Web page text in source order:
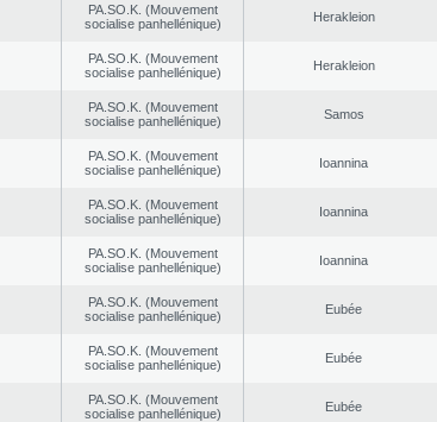
PA.SO.K. (Mouvement
socialise panhellénique)
Herakleion
PA.SO.K. (Mouvement
socialise panhellénique)
Herakleion
PA.SO.K. (Mouvement
socialise panhellénique)
Samos
PA.SO.K. (Mouvement
socialise panhellénique)
Ioannina
PA.SO.K. (Mouvement
socialise panhellénique)
Ioannina
PA.SO.K. (Mouvement
socialise panhellénique)
Ioannina
PA.SO.K. (Mouvement
socialise panhellénique)
Eubée
PA.SO.K. (Mouvement
socialise panhellénique)
Eubée
PA.SO.K. (Mouvement
socialise panhellénique)
Eubée